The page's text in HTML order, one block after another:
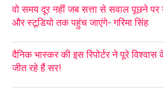
वो समय दूर नहीं जब सत्ता से सवाल पूछने पर
और स्टूडियो तक पहुंच जाएंगे- गरिमा सिंह
दैनिक भास्कर की इस रिपोर्टर ने पूरे
जीत रहे हैं सर!